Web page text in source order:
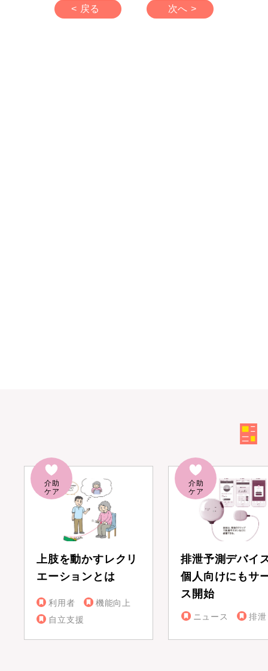
< 戻る 次へ >
上肢を動かすレクリ
エーションとは
利用者
機能向上
自立支援
排泄予測デバイ
個人向けにもサ
ス開始
ニュース 排泄